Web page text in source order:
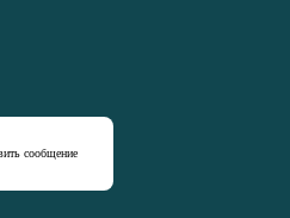
сообщение